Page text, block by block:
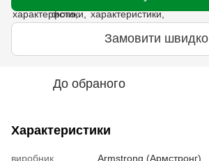
Замовити швидко
До обраного
Характеристики
виробник
Armstrong (Армстронг)